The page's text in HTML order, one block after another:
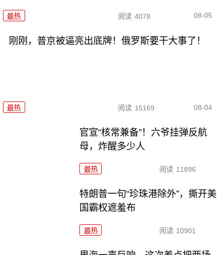
最热 阅读 4078 08-05
刚刚，普京被逼亮出底牌！俄罗斯要干大事了！
最热 阅读 15169 08-04
官宣“核常兼备”！六爷挂弹反航
母，炸醒多少人
最热 阅读 11896
特朗普一句“珍珠港除外”，撕开美
国霸权遮羞布
最热 阅读 10901